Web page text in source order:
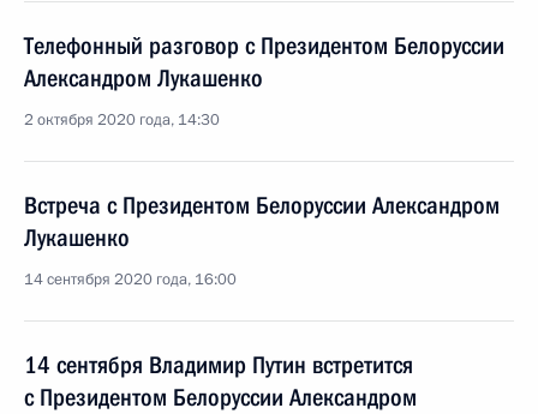
Телефонный разговор с Президентом Белоруссии
Александром Лукашенко
2 октября 2020 года, 14:30
Встреча с Президентом Белоруссии Александром
Лукашенко
14 сентября 2020 года, 16:00
14 сентября Владимир Путин встретится
с Президентом Белоруссии Александром